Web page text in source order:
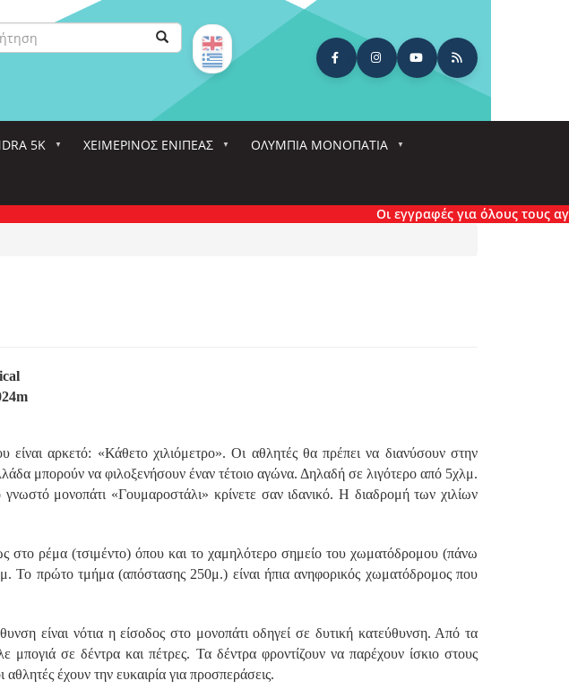
Αναζήτηση
5K ΧΕΙΜΕΡΙΝΟΣ ΕΝΙΠΕΑΣ ΟΛΎΜΠΙΑ ΜΟΝΟΠΆΤΙΑ
Οι εγγραφές για όλους τους
αρκετό: «Κάθετο χιλιόμετρο». Οι αθλητές θα πρέπει να διανύσουν στην
μπορούν να φιλοξενήσουν έναν τέτοιο αγώνα. Δηλαδή σε λιγότερο από 5χλμ.
μονοπάτι «Γουμαροστάλι» κρίνετε σαν ιδανικό. Η διαδρομή των χιλίων
στο ρέμα (τσιμέντο) όπου και το χαμηλότερο σημείο του χωματόδρομου (πάνω
Το πρώτο τμήμα (απόστασης 250μ.) είναι ήπια ανηφορικός χωματόδρομος που
είναι νότια η είσοδος στο μονοπάτι οδηγεί σε δυτική κατεύθυνση. Από τα
σε δέντρα και πέτρες. Τα δέντρα φροντίζουν να παρέχουν ίσκιο στους
έχουν την ευκαιρία για προσπεράσεις.